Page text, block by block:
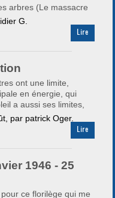
arbres (Le massacre
G.
Lire
ont une limite,
en énergie, qui
a aussi ses limites,
par patrick Oger.
Lire
1946 - 25
ce florilège qui me